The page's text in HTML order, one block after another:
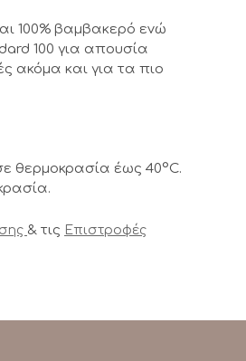
100% βαμβακερό ενώ
100 για απουσία
ακόμα και για τα πιο
θερμοκρασία έως 40°C.
& τις Επιστροφές